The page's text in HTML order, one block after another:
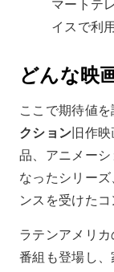
マートテ
イスで利
どんな映
ここで期待値
クション 旧作
品、アニメーシ
なったシリー
ンスを受けた
ラテンアメリ
番組も登場し